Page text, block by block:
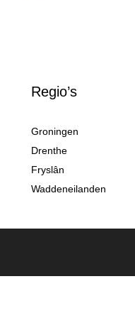
Regio’s
Groningen
Drenthe
Fryslân
Waddeneilanden